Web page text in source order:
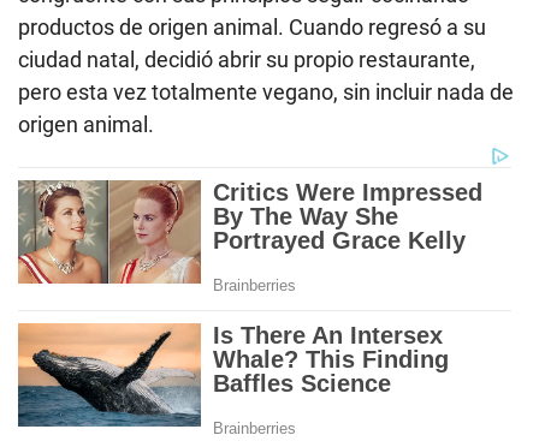
productos de origen animal. Cuando regresó a su
ciudad natal, decidió abrir su propio restaurante,
pero esta vez totalmente vegano, sin incluir nada de
origen animal.